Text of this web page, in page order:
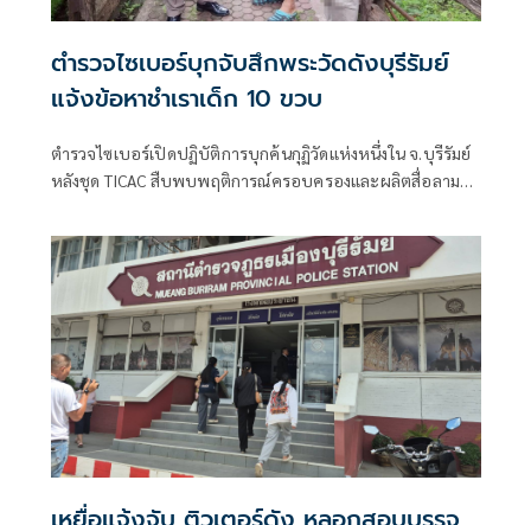
ตำรวจไซเบอร์บุกจับสึกพระวัดดังบุรีรัมย์
แจ้งข้อหาชำเราเด็ก 10 ขวบ
ตำรวจไซเบอร์เปิดปฏิบัติการบุกค้นกุฏิวัดแห่งหนึ่งใน จ.บุรีรัมย์
หลังชุด TICAC สืบพบพฤติการณ์ครอบครองและผลิตสื่อลามก
อายุไม่เกิน 13 ปี พร้